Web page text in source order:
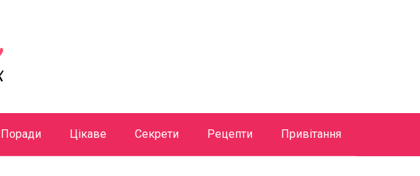
Поради Цікаве Секрети Рецепти Привітання